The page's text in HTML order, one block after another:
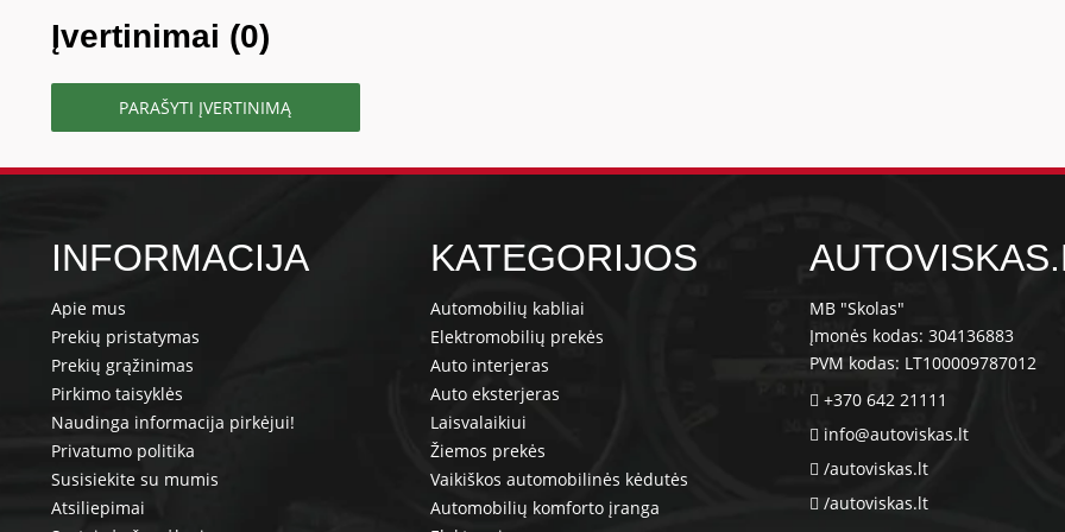
Įvertinimai (0)
PARAŠYTI ĮVERTINIMĄ
INFORMACIJA
Apie mus
Prekių pristatymas
Prekių grąžinimas
Pirkimo taisyklės
Naudinga informacija pirkėjui!
Privatumo politika
Susisiekite su mumis
Atsiliepimai
KATEGORIJOS
Automobilių kabliai
Elektromobilių prekės
Auto interjeras
Auto eksterjeras
Laisvalaikiui
Žiemos prekės
Vaikiškos automobilinės kėdutės
Automobilių komforto įranga
MB "Skolas"
Įmonės kodas: 304136883
PVM kodas: LT100009787012
+370 642 21111
info@autoviskas.lt
/autoviskas.lt
/autoviskas.lt